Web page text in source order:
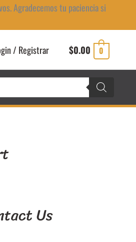
Agradecemos tu paciencia si
/ Registrar $0.00 0
Us